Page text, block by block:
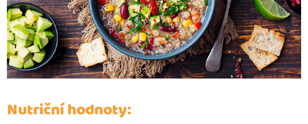
Nutriční hodnoty: